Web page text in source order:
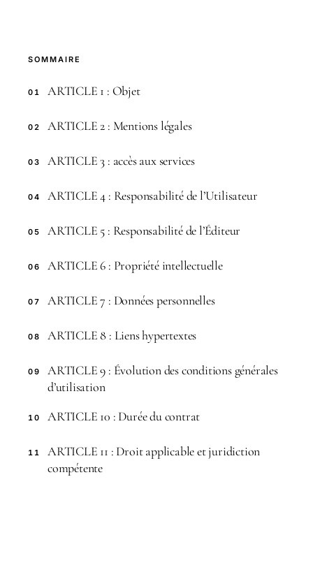
SOMMAIRE
01 ARTICLE 1 : Objet
02 ARTICLE 2 : Mentions légales
03 ARTICLE 3 : accès aux services
04 ARTICLE 4 : Responsabilité de l’Utilisateur
05 ARTICLE 5 : Responsabilité de l’Éditeur
06 ARTICLE 6 : Propriété intellectuelle
07 ARTICLE 7 : Données personnelles
08 ARTICLE 8 : Liens hypertextes
09
ARTICLE 9 : Évolution des conditions générales
d’utilisation
10 ARTICLE 10 : Durée du contrat
11
ARTICLE 11 : Droit applicable et juridiction
compétente